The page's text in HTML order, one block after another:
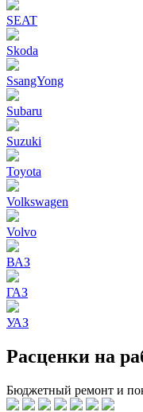
SEAT
Skoda
SsangYong
Subaru
Suzuki
Toyota
Volkswagen
Volvo
ВАЗ
ГАЗ
УАЗ
Расценки на
Бюджетный ремонт и